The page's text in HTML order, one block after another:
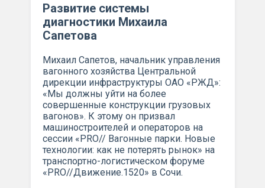
Развитие системы
диагностики Михаила
Сапетова
Михаил Сапетов, начальник управления
вагонного хозяйства Центральной
дирекции инфраструктуры ОАО «РЖД»:
«Мы должны уйти на более
совершенные конструкции грузовых
вагонов». К этому он призвал
машиностроителей и операторов на
сессии «PRO// Вагонные парки. Новые
технологии: как не потерять рынок» на
транспортно-логистическом форуме
«PRO//Движение.1520» в Сочи.